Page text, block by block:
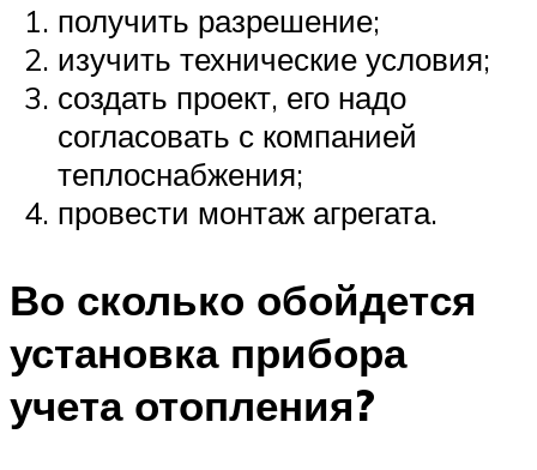
получить разрешение;
изучить технические условия;
создать проект, его надо
согласовать с компанией
теплоснабжения;
провести монтаж агрегата.
Во сколько обойдется
установка прибора
учета отопления?